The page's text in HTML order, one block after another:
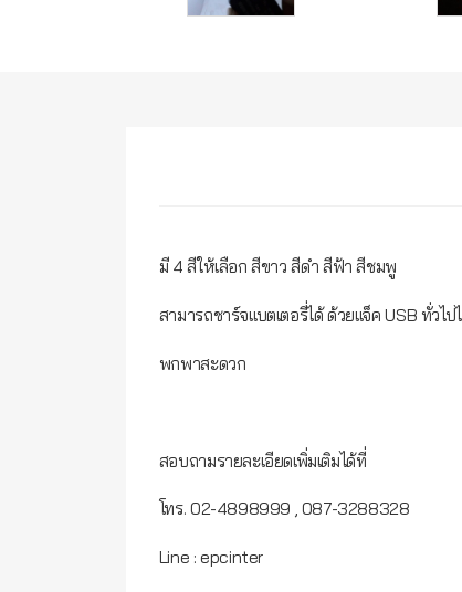
มี 4 สีให้เลือก สีขาว สีดำ สีฟ้า สีชมพู
สามารถชาร์จแบตเตอรี่ได้ ด้วยแจ็ค USB ทั่วไป
พกพาสะดวก
สอบถามรายละเอียดเพิ่มเติมได้ที่
โทร. 02-4898999 , 087-3288328
Line : epcinter